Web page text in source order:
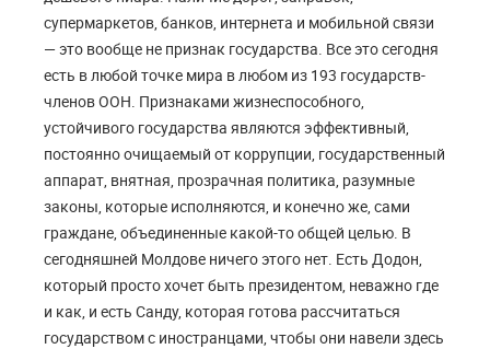
супермаркетов, банков, интернета и мобильной связи
— это вообще не признак государства. Все это сегодня
есть в любой точке мира в любом из 193 государств-
членов ООН. Признаками жизнеспособного,
устойчивого государства являются эффективный,
постоянно очищаемый от коррупции, государственный
аппарат, внятная, прозрачная политика, разумные
законы, которые исполняются, и конечно же, сами
граждане, объединенные какой-то общей целью. В
сегодняшней Молдове ничего этого нет. Есть Додон,
который просто хочет быть президентом, неважно где
и как, и есть Санду, которая готова рассчитаться
государством с иностранцами, чтобы они навели здесь